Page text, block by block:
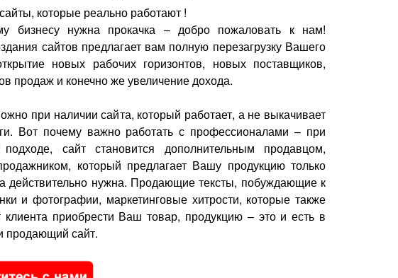
которые реально работают !
бизнесу нужна прокачка – добро пожаловать к нам!
сайтов предлагает вам полную перезагрузку Вашего
новых рабочих горизонтов, новых поставщиков,
продаж и конечно же увеличение дохода.
при наличии сайта, который работает, а не выкачивает
Вот почему важно работать с профессионалами – при
сайт становится дополнительным продавцом,
который предлагает Вашу продукцию только
действительно нужна. Продающие тексты, побуждающие к
и фотографии, маркетинговые хитрости, которые также
клиента приобрести Ваш товар, продукцию – это и есть в
продающий сайт.